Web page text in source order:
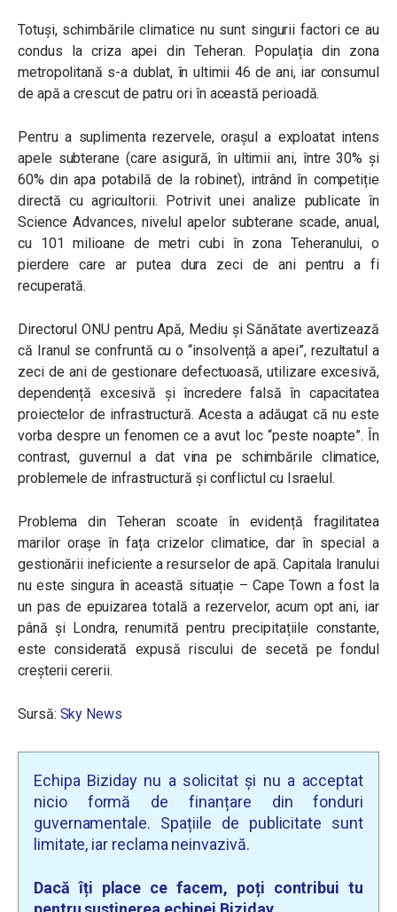
Totuși, schimbările climatice nu sunt singurii factori ce au
condus la criza apei din Teheran. Populația din zona
metropolitană s-a dublat, în ultimii 46 de ani, iar consumul
de apă a crescut de patru ori în această perioadă.
Pentru a suplimenta rezervele, orașul a exploatat intens
apele subterane (care asigură, în ultimii ani, între 30% și
60% din apa potabilă de la robinet), intrând în competiție
directă cu agricultorii. Potrivit unei analize publicate în
Science Advances, nivelul apelor subterane scade, anual,
cu 101 milioane de metri cubi în zona Teheranului, o
pierdere care ar putea dura zeci de ani pentru a fi
recuperată.
Directorul ONU pentru Apă, Mediu și Sănătate avertizează
că Iranul se confruntă cu o “insolvență a apei”, rezultatul a
zeci de ani de gestionare defectuoasă, utilizare excesivă,
dependență excesivă și încredere falsă în capacitatea
proiectelor de infrastructură. Acesta a adăugat că nu este
vorba despre un fenomen ce a avut loc “peste noapte”. În
contrast, guvernul a dat vina pe schimbările climatice,
problemele de infrastructură și conflictul cu Israelul.
Problema din Teheran scoate în evidență fragilitatea
marilor orașe în fața crizelor climatice, dar în special a
gestionării ineficiente a resurselor de apă. Capitala Iranului
nu este singura în această situație – Cape Town a fost la
un pas de epuizarea totală a rezervelor, acum opt ani, iar
până și Londra, renumită pentru precipitațiile constante,
este considerată expusă riscului de secetă pe fondul
creșterii cererii.
Sursă: Sky News
Echipa Biziday nu a solicitat și nu a acceptat
nicio formă de finanțare din fonduri
guvernamentale. Spațiile de publicitate sunt
limitate, iar reclama neinvazivă.
Dacă îți place ce facem, poți contribui tu